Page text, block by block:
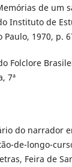
de um
Instituto de
1970, p.
Folclore
7ª
do narrador
de-longo-
Feira de